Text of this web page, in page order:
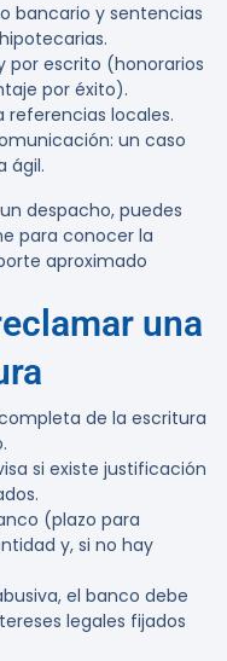
bancario y sentencias
por escrito (honorarios
por éxito).
referencias locales.
un caso
ágil.
despacho, puedes
para conocer la
aproximado
una
de la escritura
si existe justificación
(plazo para
y, si no hay
el banco debe
legales fijados